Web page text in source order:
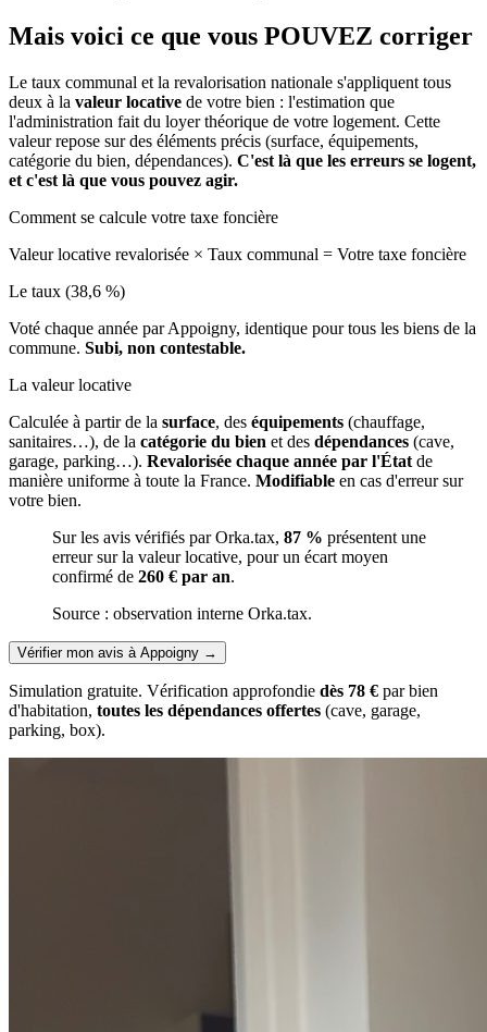
Mais voici ce que vous POUVEZ corriger
Le taux communal et la revalorisation nationale s'appliquent tous
deux à la valeur locative de votre bien : l'estimation que
l'administration fait du loyer théorique de votre logement. Cette
valeur repose sur des éléments précis (surface, équipements,
catégorie du bien, dépendances). C'est là que les erreurs se logent,
et c'est là que vous pouvez agir.
Comment se calcule votre taxe foncière
Valeur locative revalorisée × Taux communal = Votre taxe foncière
Le taux (38,6 %)
Voté chaque année par Appoigny, identique pour tous les biens de la
commune. Subi, non contestable.
La valeur locative
Calculée à partir de la surface, des équipements (chauffage,
sanitaires…), de la catégorie du bien et des dépendances (cave,
garage, parking…). Revalorisée chaque année par l'État de
manière uniforme à toute la France. Modifiable en cas d'erreur sur
votre bien.
Sur les avis vérifiés par Orka.tax, 87 % présentent une
erreur sur la valeur locative, pour un écart moyen
confirmé de 260 € par an.
Source : observation interne Orka.tax.
Vérifier mon avis à Appoigny →
Simulation gratuite. Vérification approfondie dès 78 € par bien
d'habitation, toutes les dépendances offertes (cave, garage,
parking, box).